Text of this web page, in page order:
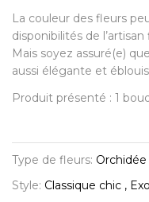
La couleur des fleurs
disponibilités de
Mais soyez assuré(e)
aussi élégante et
Produit présenté : 1
Type de fleurs: Orchidée
Style: Classique chic ,